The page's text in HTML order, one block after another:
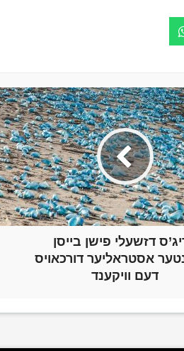
דזשעלי פישן בייסן
אסטראליער דורכאויס
דעם וויקענד